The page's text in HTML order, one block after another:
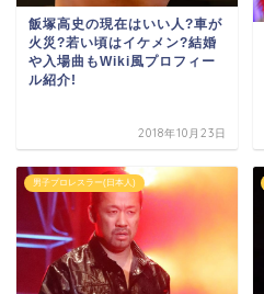
飯塚高史の現在はいい人?車が
火災?若い頃はイケメン?結婚
や入場曲もWiki風プロフィー
ル紹介!
2018年10月23日
男子プロレスラー(日本人)